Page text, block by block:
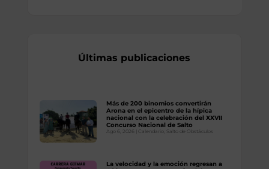
Últimas publicaciones
Más de 200 binomios convertirán
Arona en el epicentro de la hípica
nacional con la celebración del XXVII
Concurso Nacional de Salto
Ago 6, 2026 Calendario, Salto de Obstáculos
La velocidad y la emoción regresan a